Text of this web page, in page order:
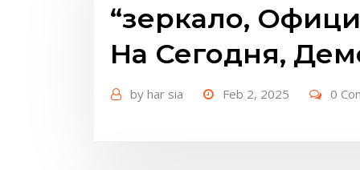
“зеркало,
На Сегодня,
by har sia Feb 2, 2025 0